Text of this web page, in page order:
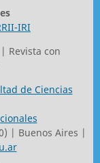
IRI
Revista con
de Ciencias
| Buenos Aires |